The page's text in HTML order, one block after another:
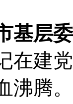
层委
建党
沸腾